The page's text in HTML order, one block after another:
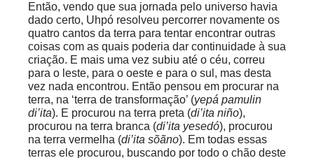
Então, vendo que sua jornada pelo universo havia
dado certo, Uhpó resolveu percorrer novamente os
quatro cantos da terra para tentar encontrar outras
coisas com as quais poderia dar continuidade à sua
criação. E mais uma vez subiu até o céu, correu
para o leste, para o oeste e para o sul, mas desta
vez nada encontrou. Então pensou em procurar na
terra, na ‘terra de transformação’ (yepá pamulin
di’ita). E procurou na terra preta (di’ita niño),
procurou na terra branca (di’ita yesedó), procurou
na terra vermelha (di’ita sõãno). Em todas essas
terras ele procurou, buscando por todo o chão deste